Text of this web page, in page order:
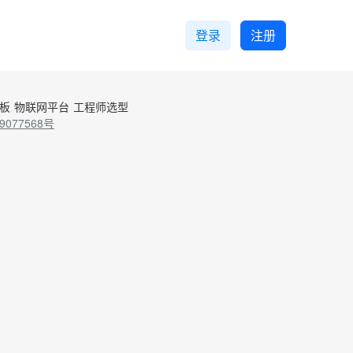
登录 注册
物联网平台 工程师选型
号